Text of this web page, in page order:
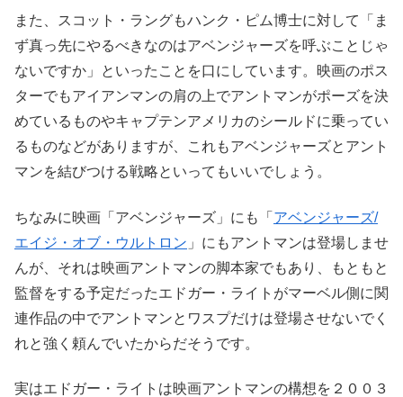
また、スコット・ラングもハンク・ピム博士に対して「ま
ず真っ先にやるべきなのはアベンジャーズを呼ぶことじゃ
ないですか」といったことを口にしています。映画のポス
ターでもアイアンマンの肩の上でアントマンがポーズを決
めているものやキャプテンアメリカのシールドに乗ってい
るものなどがありますが、これもアベンジャーズとアント
マンを結びつける戦略といってもいいでしょう。
ちなみに映画「アベンジャーズ」にも「 アベンジャーズ/
エイジ・オブ・ウルトロン 」にもアントマンは登場しませ
んが、それは映画アントマンの脚本家でもあり、もともと
監督をする予定だったエドガー・ライトがマーベル側に関
連作品の中でアントマンとワスプだけは登場させないでく
れと強く頼んでいたからだそうです。
実はエドガー・ライトは映画アントマンの構想を２００３